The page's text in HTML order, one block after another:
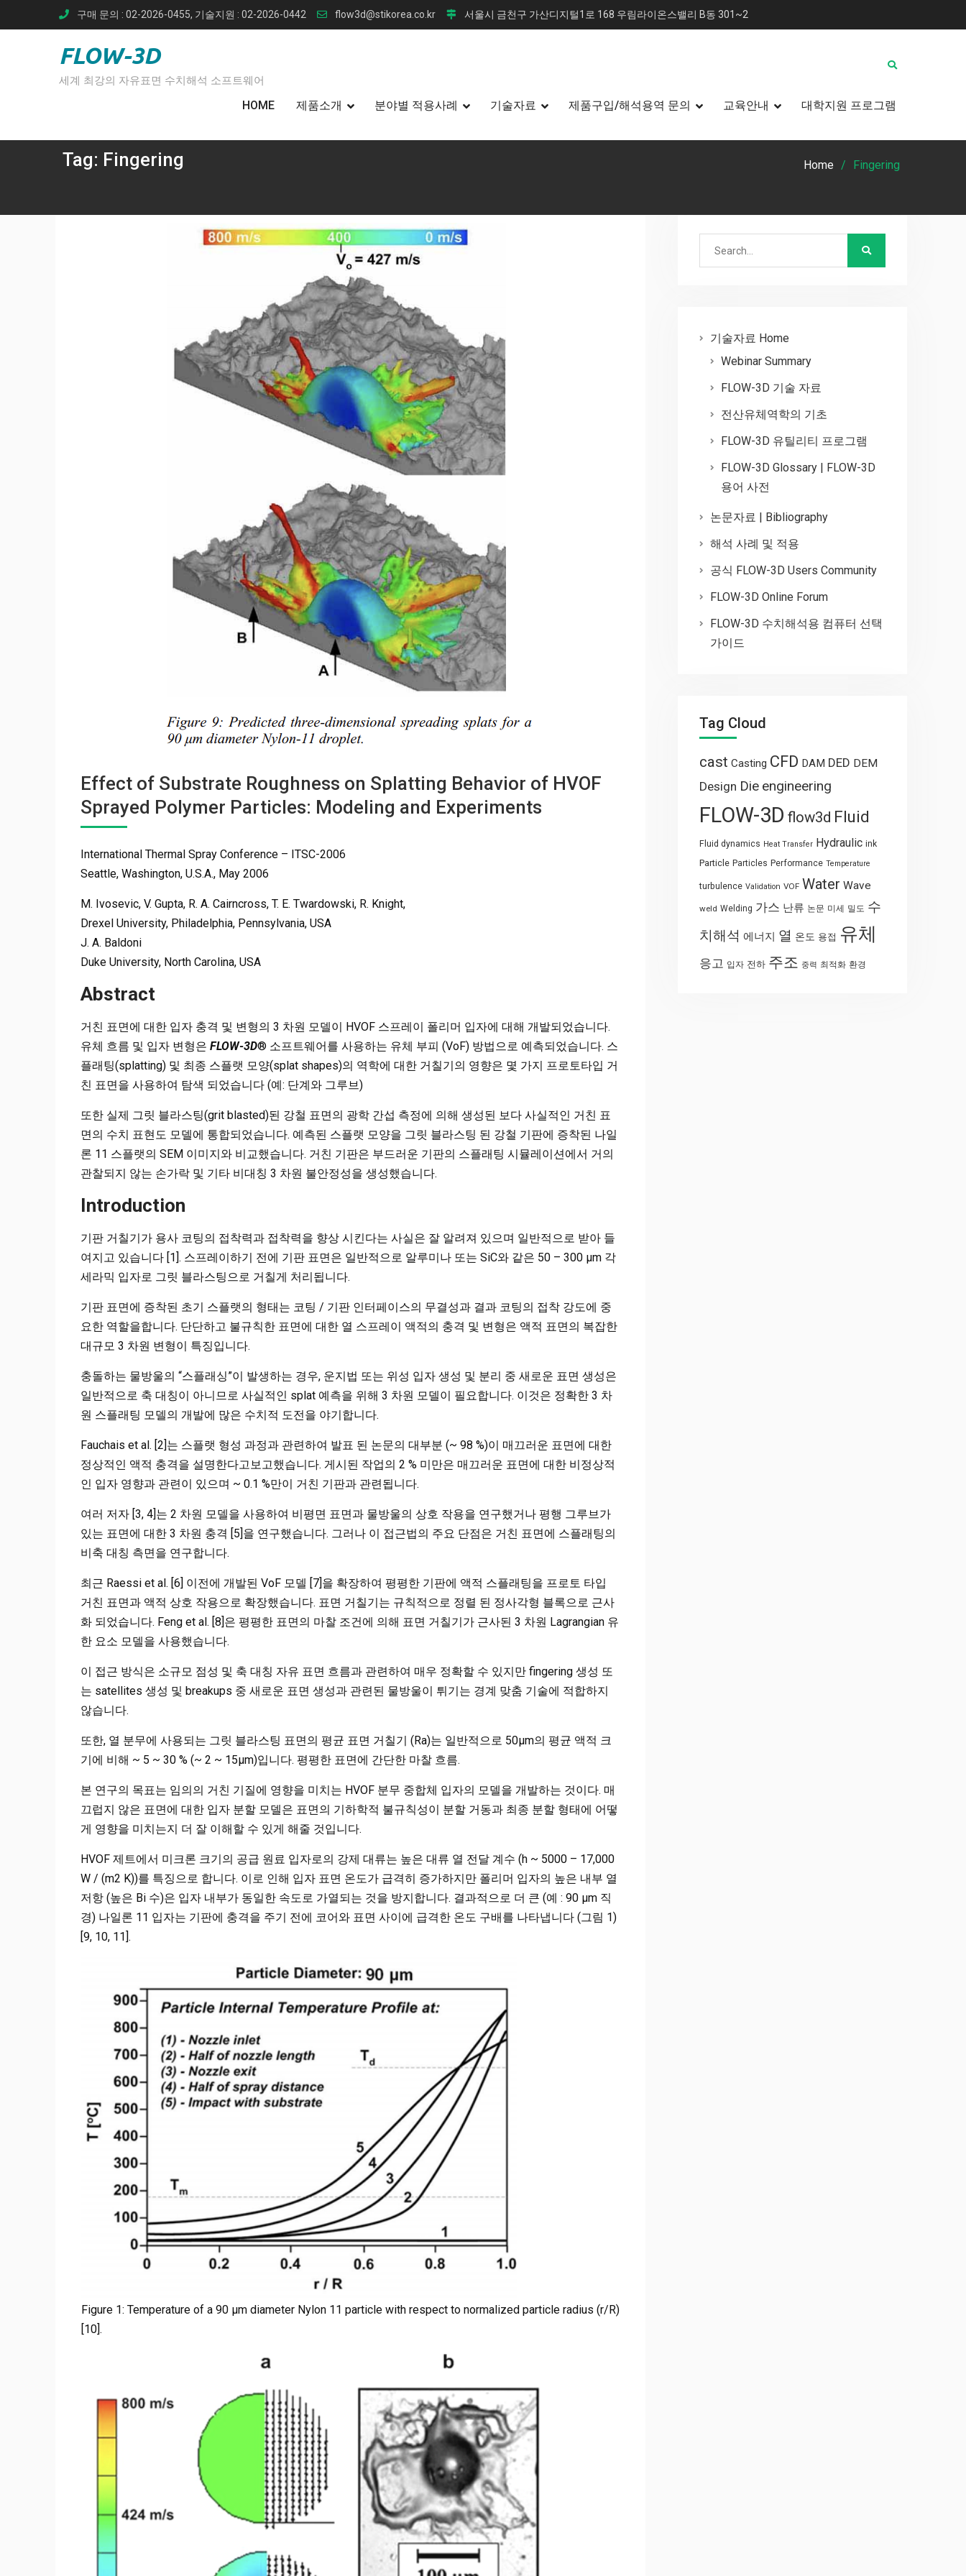
to
구매 문의 : 02-2026-0455, 기술지원 : 02-2026-0442 flow3d@stikorea.co.kr 서울시 금천구 가산디지털1로 168 우림라이온스밸리 B동 301~2
FLOW-3D
세계 최강의 자유표면 수치해석 소프트웨어
HOME 제품소개 분야별 적용사례 기술자료 제품구입/해석용역 문의 교육안내 대학지원 프로그램
Tag: Fingering Home Fingering
Effect of Substrate Roughness on Splatting Behavior of HVOF
Sprayed Polymer Particles: Modeling and Experiments
International Thermal Spray Conference – ITSC-2006
Seattle, Washington, U.S.A., May 2006
M. Ivosevic, V. Gupta, R. A. Cairncross, T. E. Twardowski, R. Knight,
Drexel University, Philadelphia, Pennsylvania, USA
J. A. Baldoni
Duke University, North Carolina, USA
Abstract
거친 표면에 대한 입자 충격 및 변형의 3 차원 모델이 HVOF 스프레이 폴리머 입자에 대해 개발되었습니다.
유체 흐름 및 입자 변형은 FLOW-3D® 소프트웨어를 사용하는 유체 부피 (VoF) 방법으로 예측되었습니다. 스
플래팅(splatting) 및 최종 스플랫 모양(splat shapes)의 역학에 대한 거칠기의 영향은 몇 가지 프로토타입 거
친 표면을 사용하여 탐색 되었습니다 (예: 단계와 그루브)
또한 실제 그릿 블라스팅(grit blasted)된 강철 표면의 광학 간섭 측정에 의해 생성된 보다 사실적인 거친 표
면의 수치 표현도 모델에 통합되었습니다. 예측된 스플랫 모양을 그릿 블라스팅 된 강철 기판에 증착된 나일
론 11 스플랫의 SEM 이미지와 비교했습니다. 거친 기판은 부드러운 기판의 스플래팅 시뮬레이션에서 거의
관찰되지 않는 손가락 및 기타 비대칭 3 차원 불안정성을 생성했습니다.
Introduction
기판 거칠기가 용사 코팅의 접착력과 접착력을 향상 시킨다는 사실은 잘 알려져 있으며 일반적으로 받아 들
여지고 있습니다 [1]. 스프레이하기 전에 기판 표면은 일반적으로 알루미나 또는 SiC와 같은 50 – 300 µm 각
세라믹 입자로 그릿 블라스팅으로 거칠게 처리됩니다.
기판 표면에 증착된 초기 스플랫의 형태는 코팅 / 기판 인터페이스의 무결성과 결과 코팅의 접착 강도에 중
요한 역할을합니다. 단단하고 불규칙한 표면에 대한 열 스프레이 액적의 충격 및 변형은 액적 표면의 복잡한
대규모 3 차원 변형이 특징입니다.
충돌하는 물방울의 “스플래싱”이 발생하는 경우, 운지법 또는 위성 입자 생성 및 분리 중 새로운 표면 생성은
일반적으로 축 대칭이 아니므로 사실적인 splat 예측을 위해 3 차원 모델이 필요합니다. 이것은 정확한 3 차
원 스플래팅 모델의 개발에 많은 수치적 도전을 야기합니다.
Fauchais et al. [2]는 스플랫 형성 과정과 관련하여 발표 된 논문의 대부분 (~ 98 %)이 매끄러운 표면에 대한
정상적인 액적 충격을 설명한다고보고했습니다. 게시된 작업의 2 % 미만은 매끄러운 표면에 대한 비정상적
인 입자 영향과 관련이 있으며 ~ 0.1 %만이 거친 기판과 관련됩니다.
여러 저자 [3, 4]는 2 차원 모델을 사용하여 비평면 표면과 물방울의 상호 작용을 연구했거나 평행 그루브가
있는 표면에 대한 3 차원 충격 [5]을 연구했습니다. 그러나 이 접근법의 주요 단점은 거친 표면에 스플래팅의
비축 대칭 측면을 연구합니다.
최근 Raessi et al. [6] 이전에 개발된 VoF 모델 [7]을 확장하여 평평한 기판에 액적 스플래팅을 프로토 타입
거친 표면과 액적 상호 작용으로 확장했습니다. 표면 거칠기는 규칙적으로 정렬 된 정사각형 블록으로 근사
화 되었습니다. Feng et al. [8]은 평평한 표면의 마찰 조건에 의해 표면 거칠기가 근사된 3 차원 Lagrangian 유
한 요소 모델을 사용했습니다.
이 접근 방식은 소규모 점성 및 축 대칭 자유 표면 흐름과 관련하여 매우 정확할 수 있지만 fingering 생성 또
는 satellites 생성 및 breakups 중 새로운 표면 생성과 관련된 물방울이 튀기는 경계 맞춤 기술에 적합하지
않습니다.
또한, 열 분무에 사용되는 그릿 블라스팅 표면의 평균 표면 거칠기 (Ra)는 일반적으로 50μm의 평균 액적 크
기에 비해 ~ 5 ~ 30 % (~ 2 ~ 15μm)입니다. 평평한 표면에 간단한 마찰 흐름.
본 연구의 목표는 임의의 거친 기질에 영향을 미치는 HVOF 분무 중합체 입자의 모델을 개발하는 것이다. 매
끄럽지 않은 표면에 대한 입자 분할 모델은 표면의 기하학적 불규칙성이 분할 거동과 최종 분할 형태에 어떻
게 영향을 미치는지 더 잘 이해할 수 있게 해줄 것입니다.
HVOF 제트에서 미크론 크기의 공급 원료 입자로의 강제 대류는 높은 대류 열 전달 계수 (h ~ 5000 – 17,000
W / (m2 K))를 특징으로 합니다. 이로 인해 입자 표면 온도가 급격히 증가하지만 폴리머 입자의 높은 내부 열
저항 (높은 Bi 수)은 입자 내부가 동일한 속도로 가열되는 것을 방지합니다. 결과적으로 더 큰 (예 : 90 µm 직
경) 나일론 11 입자는 기판에 충격을 주기 전에 코어와 표면 사이에 급격한 온도 구배를 나타냅니다 (그림 1)
[9, 10, 11].
Figure 1: Temperature of a 90 µm diameter Nylon 11 particle with respect to normalized particle radius (r/R)
[10].
기술자료 Home
Webinar Summary
FLOW-3D 기술 자료
전산유체역학의 기초
FLOW-3D 유틸리티 프로그램
FLOW-3D Glossary | FLOW-3D
용어 사전
논문자료 | Bibliography
해석 사례 및 적용
공식 FLOW-3D Users Community
FLOW-3D Online Forum
FLOW-3D 수치해석용 컴퓨터 선택
가이드
Tag Cloud
cast Casting CFD DAM DED DEM
Design Die engineering
FLOW-3D flow3d Fluid
Fluid dynamics Heat Transfer Hydraulic ink
Particle Particles Performance Temperature
turbulence Validation VOF Water Wave
weld Welding 가스 난류 논문 미세 밀도 수
치해석 에너지 열 온도 용접 유체
응고 입자 전하 주조 중력 최적화 환경